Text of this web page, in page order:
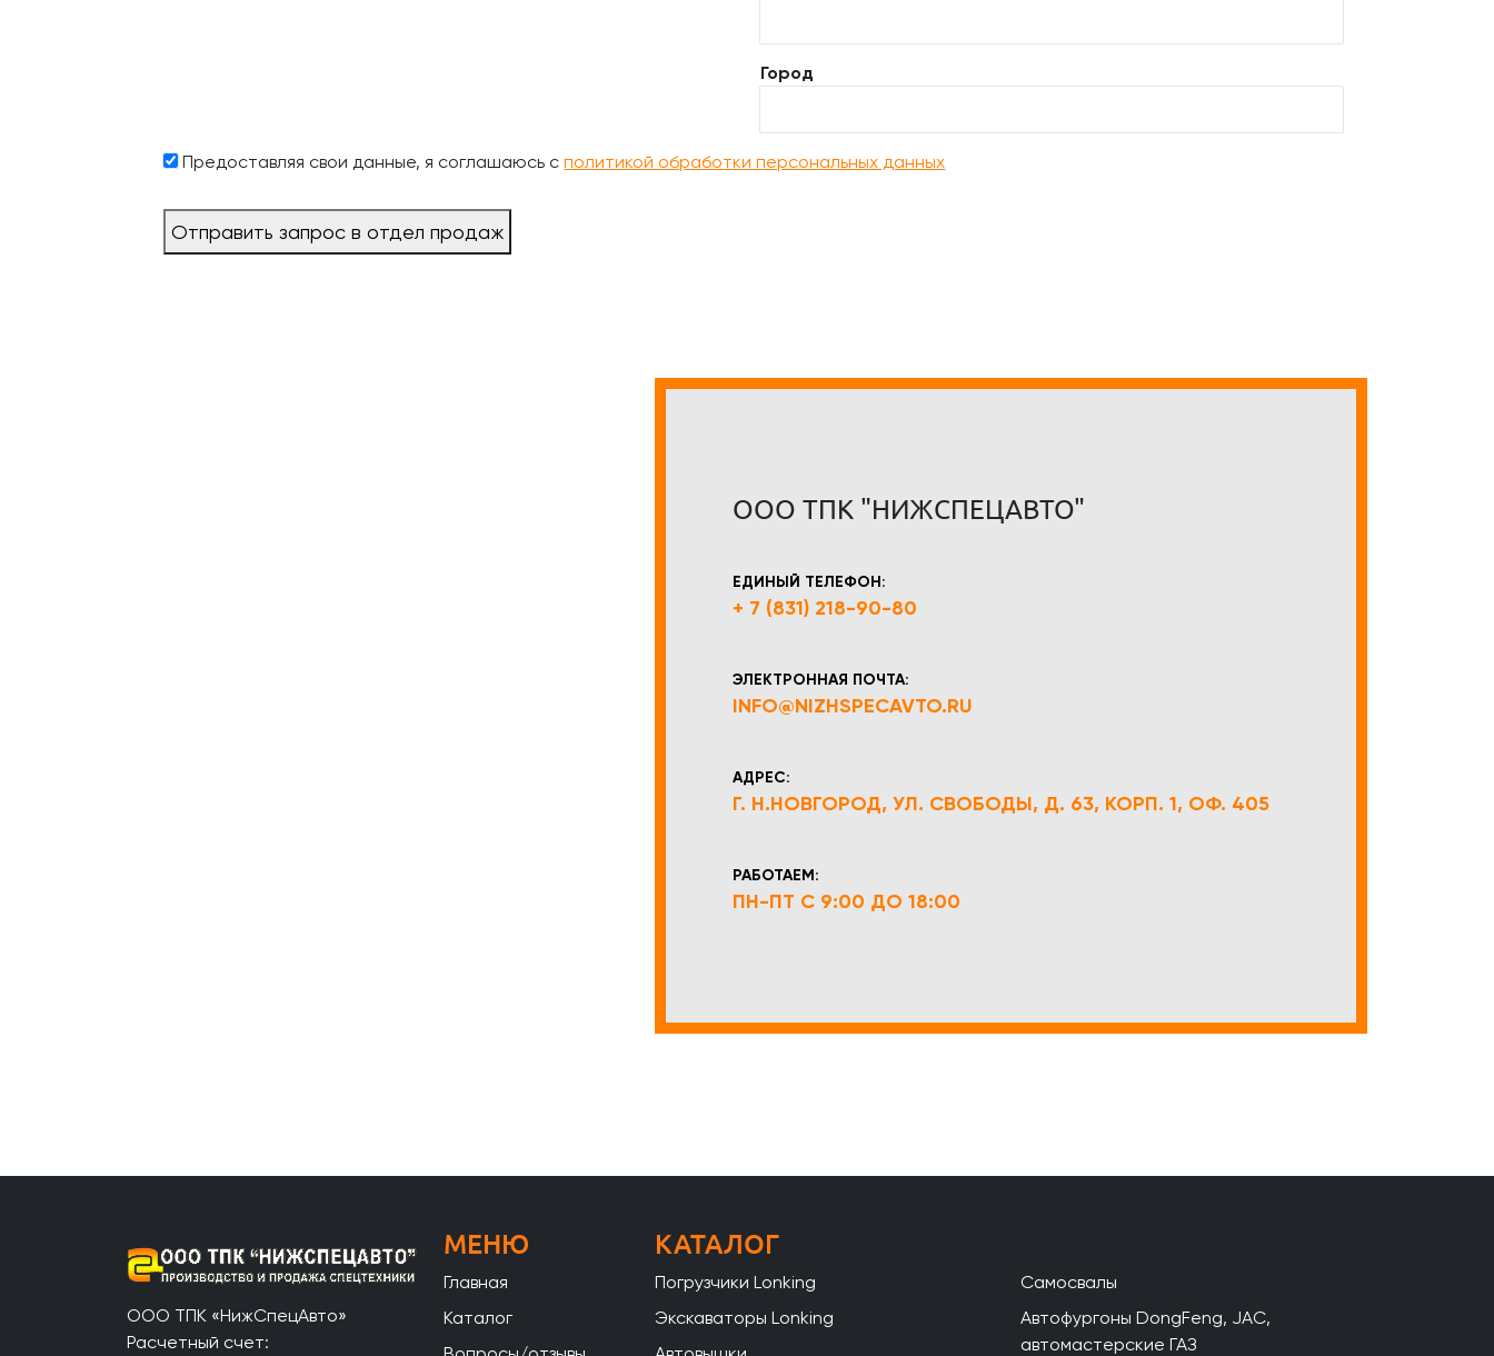
Город
Предоставляя свои данные, я соглашаюсь сполитикой обработки персональных данных
Отправить запрос в отдел продаж
ООО ТПК "НИЖСПЕЦАВТО"
ЕДИНЫЙ ТЕЛЕФОН:
+ 7 (831) 218-90-80
ЭЛЕКТРОННАЯ ПОЧТА:
INFO@NIZHSPECAVTO.RU
АДРЕС:
Г. Н.НОВГОРОД, УЛ. СВОБОДЫ, Д. 63, КОРП. 1, ОФ. 405
РАБОТАЕМ:
ПН-ПТ С 9:00 ДО 18:00
ООО ТПК «НижСпецАвто»
Расчетный счет:
МЕНЮ
Главная
Каталог
КАТАЛОГ
Погрузчики Lonking
Экскаваторы Lonking
Самосвалы
Автофургоны DongFeng, JAC,
автомастерские ГАЗ